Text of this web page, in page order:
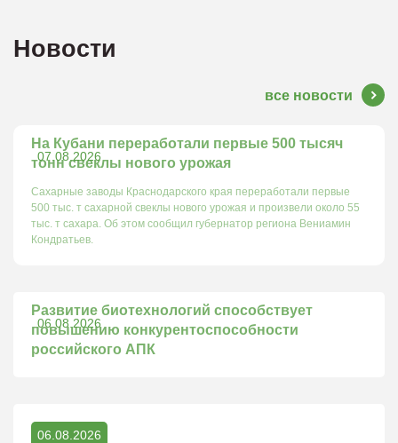
Новости
все новости
07.08.2026
На Кубани переработали первые 500 тысяч
тонн свеклы нового урожая
Сахарные заводы Краснодарского края переработали первые
500 тыс. т сахарной свеклы нового урожая и произвели около 55
тыс. т сахара. Об этом сообщил губернатор региона Вениамин
Кондратьев.
06.08.2026
Развитие биотехнологий способствует
повышению конкурентоспособности
российского АПК
06.08.2026